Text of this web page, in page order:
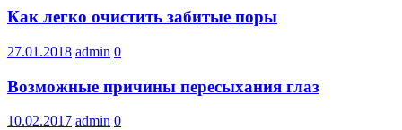
Как легко очистить забитые поры
27.01.2018 admin 0
Возможные причины пересыхания глаз
10.02.2017 admin 0